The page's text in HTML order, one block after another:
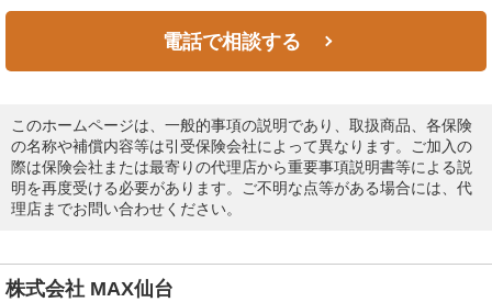
電話で相談する
このホームページは、一般的事項の説明であり、取扱商品、各保険
の名称や補償内容等は引受保険会社によって異なります。ご加入の
際は保険会社または最寄りの代理店から重要事項説明書等による説
明を再度受ける必要があります。ご不明な点等がある場合には、代
理店までお問い合わせください。
株式会社 MAX仙台